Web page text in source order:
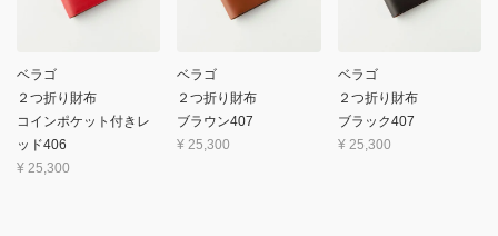
ベラゴ
２つ折り財布
コインポケット付きレ
ッド406
¥ 25,300
ベラゴ
２つ折り財布
ブラウン407
¥ 25,300
ベラゴ
２つ折り財布
ブラック407
¥ 25,300